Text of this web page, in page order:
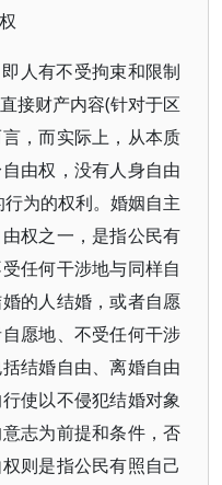
人有不受拘束和限制
接财产内容(针对于区
，而实际上，从本质
由权，没有人身自由
为的权利。婚姻自主
权之一，是指公民有
任何干涉地与同样自
的人结婚，或者自愿
愿地、不受任何干涉
结婚自由、离婚自由
使以不侵犯结婚对象
志为前提和条件，否
则是指公民有照自己